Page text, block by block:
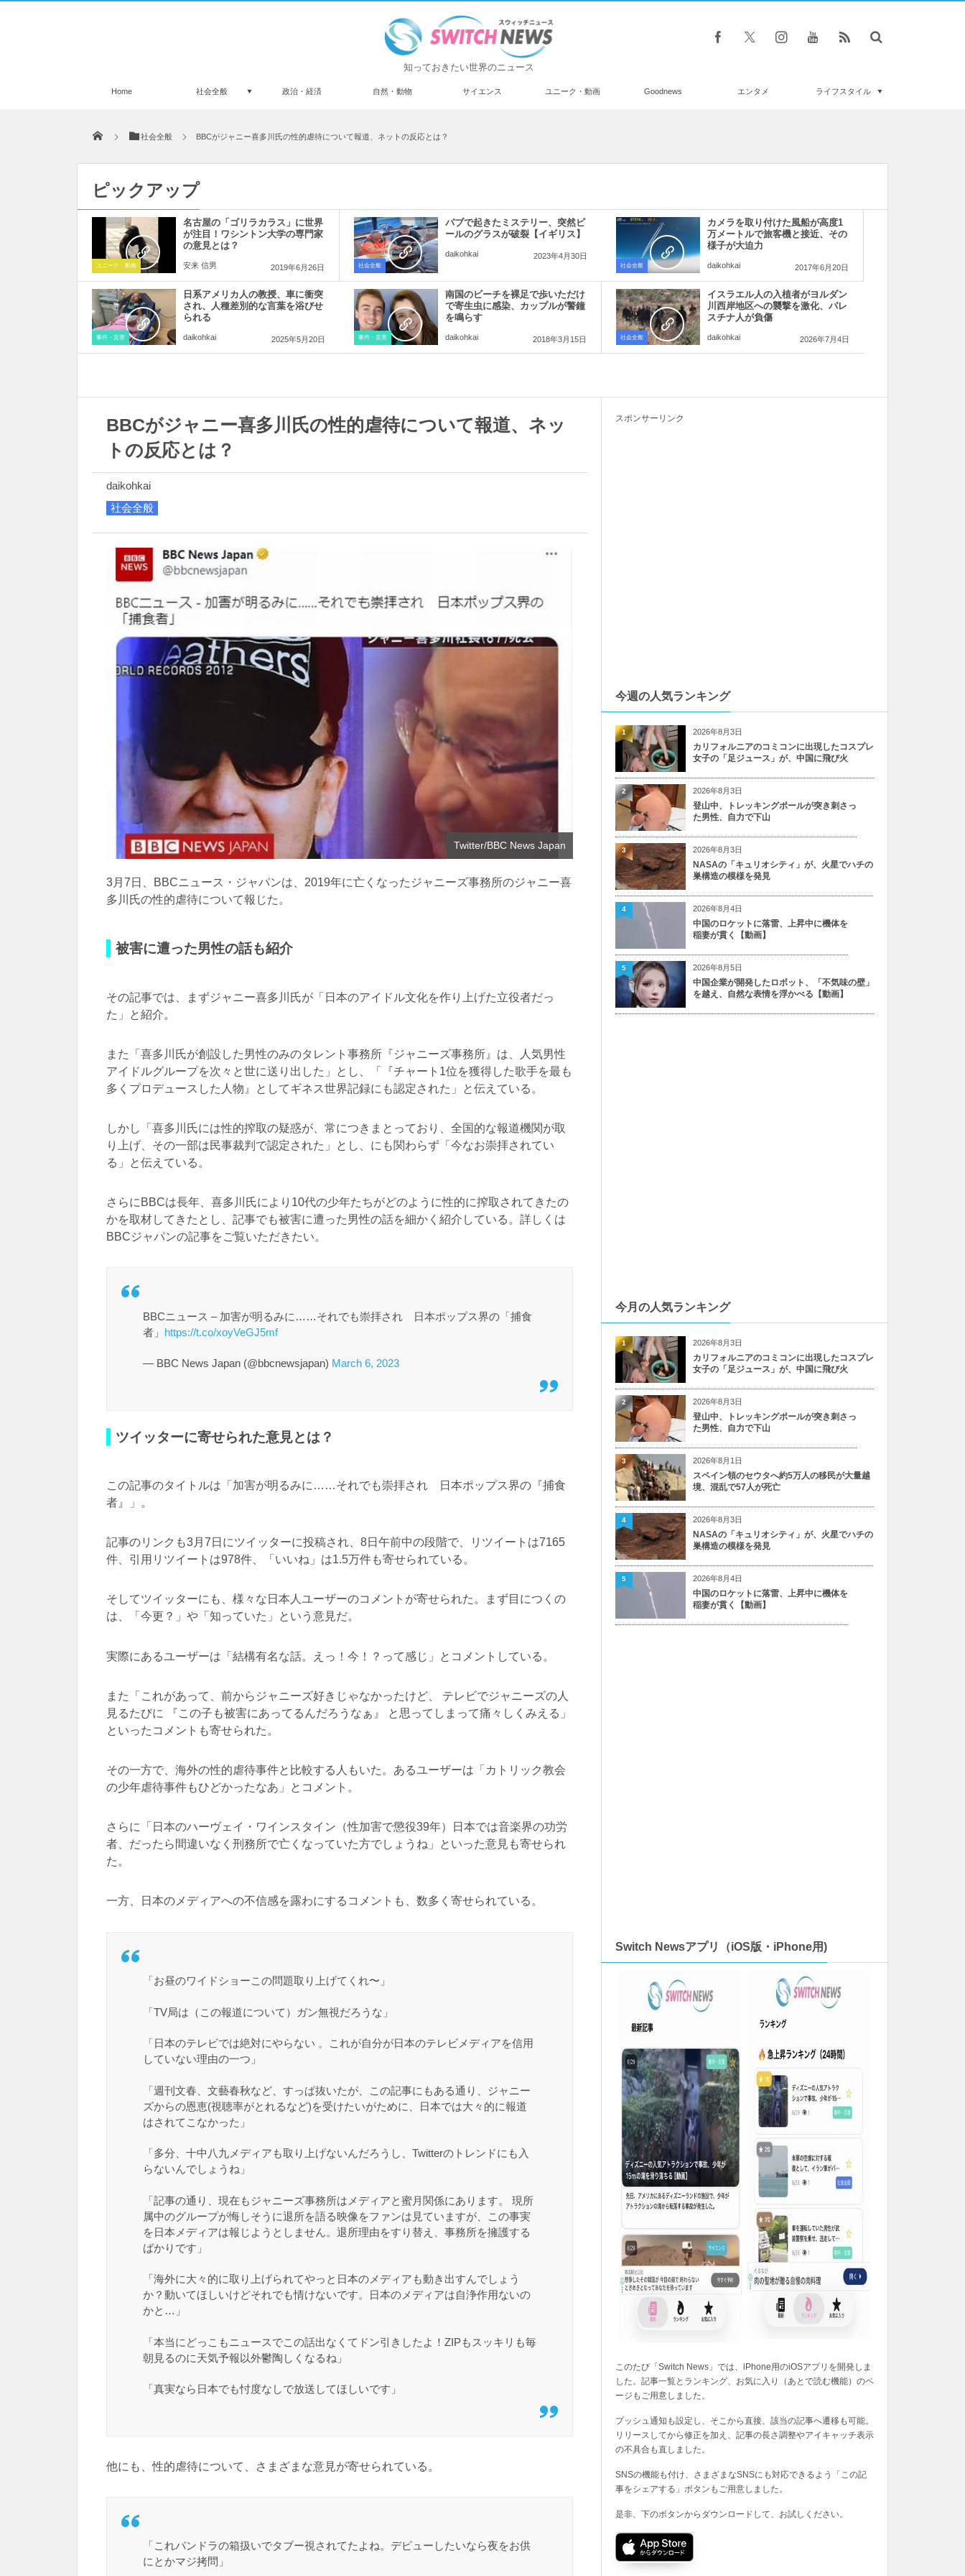
知っておきたい世界のニュース
Home 社会全般 政治・経済 自然・動物 サイエンス ユニーク・動画 Goodnews エンタメ ライフスタイル
社会全般 BBCがジャニー喜多川氏の性的虐待について報道、ネットの反応とは？
ピックアップ
ユニーク・動画
名古屋の「ゴリラカラス」に世界
が注目！ワシントン大学の専門家
の意見とは？
安来 信男 2019年6月26日 社会全般
パブで起きたミステリー、突然ビ
ールのグラスが破裂【イギリス】
daikohkai 2023年4月30日
社会全般
カメラを取り付けた風船が高度1
万メートルで旅客機と接近、その
様子が大迫力
daikohkai 2017年6月20日
事件・災害
日系アメリカ人の教授、車に衝突
され、人種差別的な言葉を浴びせ
られる
daikohkai 2025年5月20日 事件・災害
南国のビーチを裸足で歩いただけ
で寄生虫に感染、カップルが警鐘
を鳴らす
daikohkai 2018年3月15日 社会全般
イスラエル人の入植者がヨルダン
川西岸地区への襲撃を激化、パレ
スチナ人が負傷
daikohkai 2026年7月4日
BBCがジャニー喜多川氏の性的虐待について報道、ネッ
トの反応とは？
daikohkai
社会全般
Twitter/BBC News Japan
3月7日、BBCニュース・ジャパンは、2019年に亡くなったジャニーズ事務所のジャニー喜
多川氏の性的虐待について報じた。
被害に遭った男性の話も紹介
その記事では、まずジャニー喜多川氏が「日本のアイドル文化を作り上げた立役者だっ
た」と紹介。
また「喜多川氏が創設した男性のみのタレント事務所『ジャニーズ事務所』は、人気男性
アイドルグループを次々と世に送り出した」とし、「『チャート1位を獲得した歌手を最も
多くプロデュースした人物』としてギネス世界記録にも認定された」と伝えている。
しかし「喜多川氏には性的搾取の疑惑が、常につきまとっており、全国的な報道機関が取
り上げ、その一部は民事裁判で認定された」とし、にも関わらず「今なお崇拝されてい
る」と伝えている。
さらにBBCは長年、喜多川氏により10代の少年たちがどのように性的に搾取されてきたの
かを取材してきたとし、記事でも被害に遭った男性の話を細かく紹介している。詳しくは
BBCジャパンの記事をご覧いただきたい。
BBCニュース – 加害が明るみに……それでも崇拝され 日本ポップス界の「捕食
者」 https://t.co/xoyVeGJ5mf
— BBC News Japan (@bbcnewsjapan) March 6, 2023
ツイッターに寄せられた意見とは？
この記事のタイトルは「加害が明るみに……それでも崇拝され 日本ポップス界の『捕食
者』」。
記事のリンクも3月7日にツイッターに投稿され、8日午前中の段階で、リツイートは7165
件、引用リツイートは978件、「いいね」は1.5万件も寄せられている。
そしてツイッターにも、様々な日本人ユーザーのコメントが寄せられた。まず目につくの
は、「今更？」や「知っていた」という意見だ。
実際にあるユーザーは「結構有名な話。えっ！今！？って感じ」とコメントしている。
また「これがあって、前からジャニーズ好きじゃなかったけど、 テレビでジャニーズの人
見るたびに 『この子も被害にあってるんだろうなぁ』 と思ってしまって痛々しくみえる」
といったコメントも寄せられた。
その一方で、海外の性的虐待事件と比較する人もいた。あるユーザーは「カトリック教会
の少年虐待事件もひどかったなあ」とコメント。
さらに「日本のハーヴェイ・ワインスタイン（性加害で懲役39年）日本では音楽界の功労
者、だったら間違いなく刑務所で亡くなっていた方でしょうね」といった意見も寄せられ
た。
一方、日本のメディアへの不信感を露わにするコメントも、数多く寄せられている。
「お昼のワイドショーこの問題取り上げてくれ〜」
「TV局は（この報道について）ガン無視だろうな」
「日本のテレビでは絶対にやらない 。これが自分が日本のテレビメディアを信用
していない理由の一つ」
「週刊文春、文藝春秋など、すっぱ抜いたが、この記事にもある通り、ジャニー
ズからの恩恵(視聴率がとれるなど)を受けたいがために、日本では大々的に報道
はされてこなかった」
「多分、十中八九メディアも取り上げないんだろうし、Twitterのトレンドにも入
らないんでしょうね」
「記事の通り、現在もジャニーズ事務所はメディアと蜜月関係にあります。 現所
属中のグループが悔しそうに退所を語る映像をファンは見ていますが、この事実
を日本メディアは報じようとしません。退所理由をすり替え、事務所を擁護する
ばかりです」
「海外に大々的に取り上げられてやっと日本のメディアも動き出すんでしょう
か？動いてほしいけどそれでも情けないです。日本のメディアは自浄作用ないの
かと…」
「本当にどっこもニュースでこの話出なくてドン引きしたよ！ZIPもスッキリも毎
朝見るのに天気予報以外鬱陶しくなるね」
「真実なら日本でも忖度なしで放送してほしいです」
他にも、性的虐待について、さまざまな意見が寄せられている。
「これパンドラの箱扱いでタブー視されてたよね。デビューしたいなら夜をお供
にとかマジ拷問」
スポンサーリンク
今週の人気ランキング
2026年8月3日
カリフォルニアのコミコンに出現したコスプレ
女子の「足ジュース」が、中国に飛び火
1
2026年8月3日
登山中、トレッキングポールが突き刺さっ
た男性、自力で下山
2
2026年8月3日
NASAの「キュリオシティ」が、火星でハチの
巣構造の模様を発見
3
2026年8月4日
中国のロケットに落雷、上昇中に機体を
稲妻が貫く【動画】
4
2026年8月5日
中国企業が開発したロボット、「不気味の壁」
を越え、自然な表情を浮かべる【動画】
5
今月の人気ランキング
2026年8月3日
カリフォルニアのコミコンに出現したコスプレ
女子の「足ジュース」が、中国に飛び火
1
2026年8月3日
登山中、トレッキングポールが突き刺さっ
た男性、自力で下山
2
2026年8月1日
スペイン領のセウタへ約5万人の移民が大量越
境、混乱で57人が死亡
3
2026年8月3日
NASAの「キュリオシティ」が、火星でハチの
巣構造の模様を発見
4
2026年8月4日
中国のロケットに落雷、上昇中に機体を
稲妻が貫く【動画】
5
Switch Newsアプリ（iOS版・iPhone用)
このたび「Switch News」では、iPhone用のiOSアプリを開発しま
した。記事一覧とランキング、お気に入り（あとで読む機能）のペ
ージもご用意しました。
プッシュ通知も設定し、そこから直接、該当の記事へ遷移も可能。
リリースしてから修正を加え、記事の長さ調整やアイキャッチ表示
の不具合も直しました。
SNSの機能も付け、さまざまなSNSにも対応できるよう「この記
事をシェアする」ボタンもご用意しました。
是非、下のボタンからダウンロードして、お試しください。